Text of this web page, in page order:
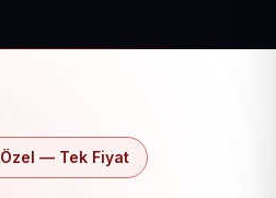
Özel — Tek Fiyat